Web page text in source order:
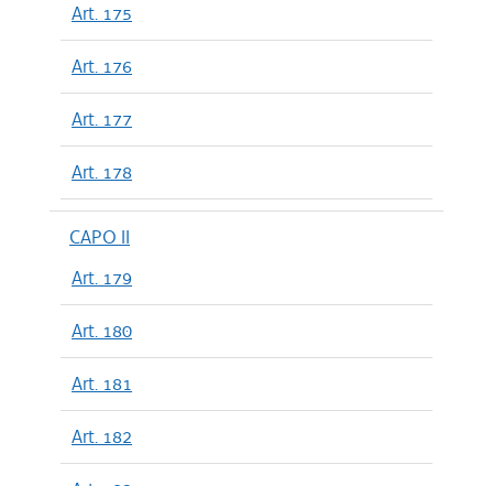
Art. 175
Art. 176
Art. 177
Art. 178
CAPO II
Art. 179
Art. 180
Art. 181
Art. 182